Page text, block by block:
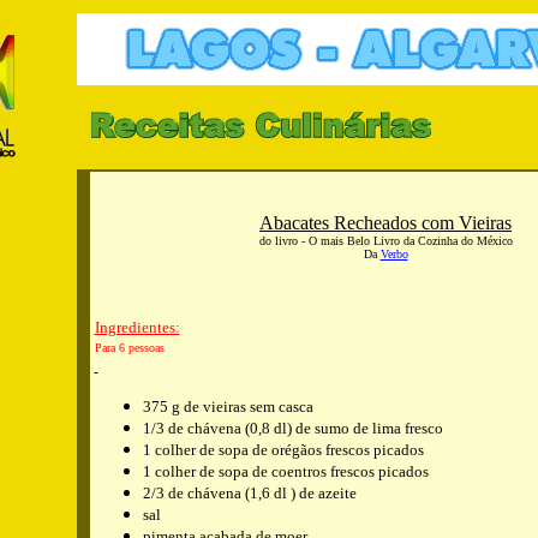
Abacates Recheados com Vieiras
do livro - O mais Belo Livro da Cozinha do México
Da Verbo
Ingredientes:
Para 6 pessoas
375 g de vieiras sem casca
1/3 de chávena (0,8 dl) de sumo de lima fresco
1 colher de sopa de orégãos frescos picados
1 colher de sopa de coentros frescos picados
2/3 de chávena (1,6 dl ) de azeite
sal